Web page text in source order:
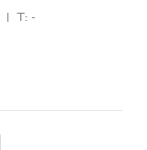
| T: -